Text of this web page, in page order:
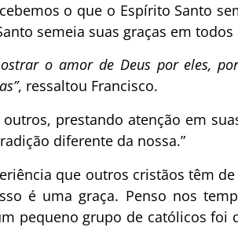
o que o Espírito Santo
semeia suas graças em todos
o amor de Deus por eles,
, ressaltou Francisco.
prestando atenção em
diferente da nossa.”
que outros cristãos têm
é uma graça. Penso nos
pequeno grupo de católicos foi